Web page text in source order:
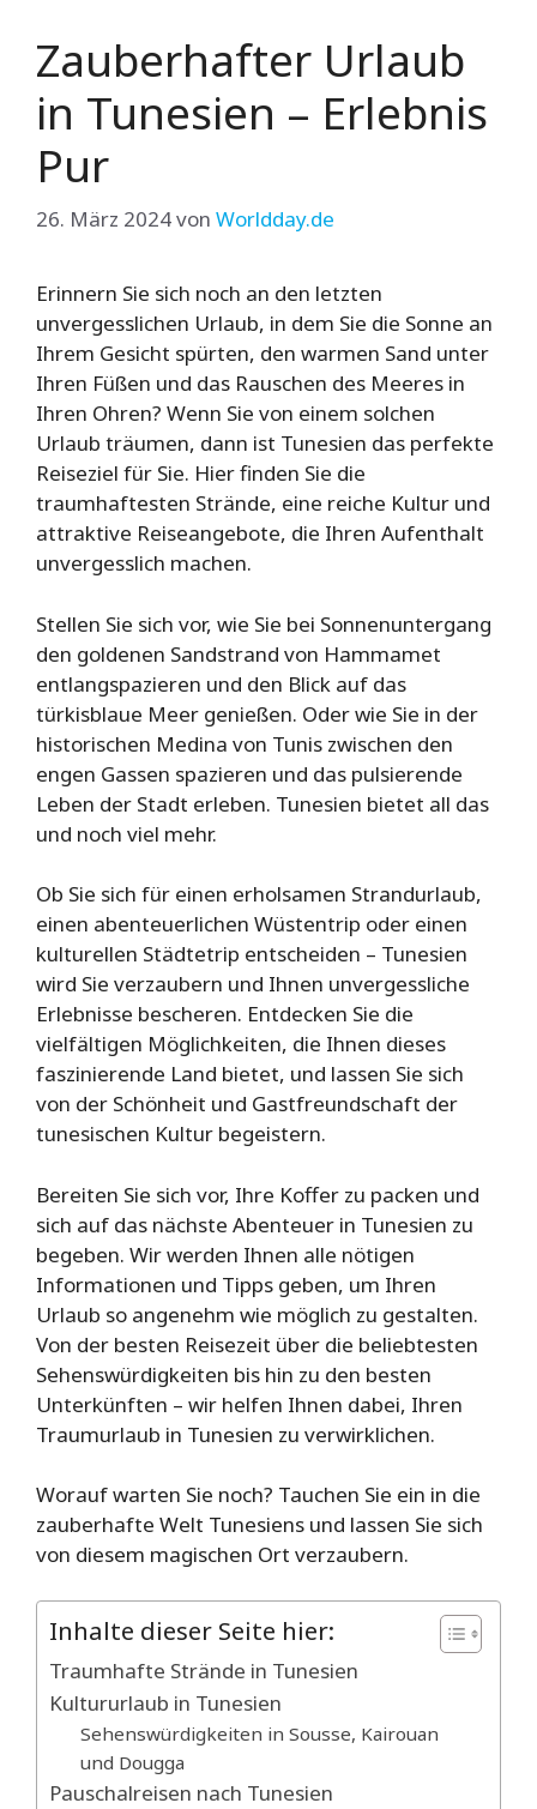
Zauberhafter Urlaub
in Tunesien – Erlebnis
Pur
26. März 2024von Worldday.de
Erinnern Sie sich noch an den letzten
unvergesslichen Urlaub, in dem Sie die Sonne an
Ihrem Gesicht spürten, den warmen Sand unter
Ihren Füßen und das Rauschen des Meeres in
Ihren Ohren? Wenn Sie von einem solchen
Urlaub träumen, dann ist Tunesien das perfekte
Reiseziel für Sie. Hier finden Sie die
traumhaftesten Strände, eine reiche Kultur und
attraktive Reiseangebote, die Ihren Aufenthalt
unvergesslich machen.
Stellen Sie sich vor, wie Sie bei Sonnenuntergang
den goldenen Sandstrand von Hammamet
entlangspazieren und den Blick auf das
türkisblaue Meer genießen. Oder wie Sie in der
historischen Medina von Tunis zwischen den
engen Gassen spazieren und das pulsierende
Leben der Stadt erleben. Tunesien bietet all das
und noch viel mehr.
Ob Sie sich für einen erholsamen Strandurlaub,
einen abenteuerlichen Wüstentrip oder einen
kulturellen Städtetrip entscheiden – Tunesien
wird Sie verzaubern und Ihnen unvergessliche
Erlebnisse bescheren. Entdecken Sie die
vielfältigen Möglichkeiten, die Ihnen dieses
faszinierende Land bietet, und lassen Sie sich
von der Schönheit und Gastfreundschaft der
tunesischen Kultur begeistern.
Bereiten Sie sich vor, Ihre Koffer zu packen und
sich auf das nächste Abenteuer in Tunesien zu
begeben. Wir werden Ihnen alle nötigen
Informationen und Tipps geben, um Ihren
Urlaub so angenehm wie möglich zu gestalten.
Von der besten Reisezeit über die beliebtesten
Sehenswürdigkeiten bis hin zu den besten
Unterkünften – wir helfen Ihnen dabei, Ihren
Traumurlaub in Tunesien zu verwirklichen.
Worauf warten Sie noch? Tauchen Sie ein in die
zauberhafte Welt Tunesiens und lassen Sie sich
von diesem magischen Ort verzaubern.
Inhalte dieser Seite hier:
Traumhafte Strände in Tunesien
Kultururlaub in Tunesien
Sehenswürdigkeiten in Sousse, Kairouan
und Dougga
Pauschalreisen nach Tunesien